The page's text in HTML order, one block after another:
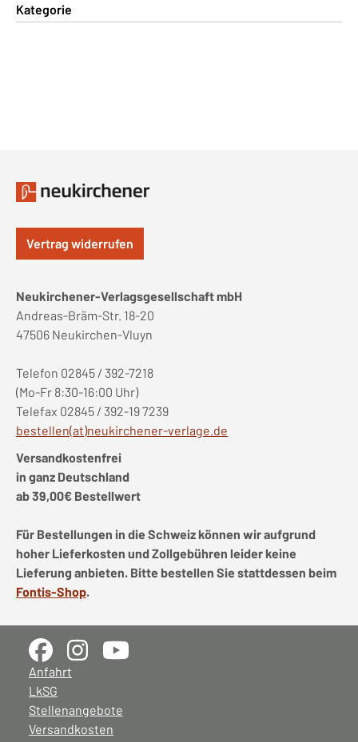
Kategorie
Vertrag widerrufen
Neukirchener-Verlagsgesellschaft mbH
Andreas-Bräm-Str. 18-20
47506 Neukirchen-Vluyn
Telefon 02845 / 392-7218
(Mo-Fr 8:30-16:00 Uhr)
Telefax 02845 / 392-19 7239
bestellen(at)neukirchener-verlage.de
Versandkostenfrei
in ganz Deutschland
ab 39,00€ Bestellwert
Für Bestellungen in die Schweiz können wir aufgrund
hoher Lieferkosten und Zollgebühren leider keine
Lieferung anbieten. Bitte bestellen Sie stattdessen beim
Fontis-Shop.
Anfahrt
LkSG
Stellenangebote
Versandkosten